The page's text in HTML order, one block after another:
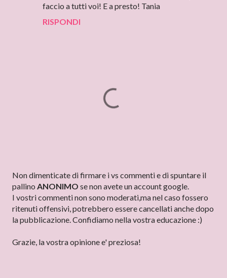
faccio a tutti voi! E a presto! Tania
RISPONDI
P
o
s
t
a
n
Non dimenticate di firmare i vs commenti e di spuntare il
pallino ANONIMO se non avete un account google.
I vostri commenti non sono moderati,ma nel caso fossero
ritenuti offensivi, potrebbero essere cancellati anche dopo
la pubblicazione. Confidiamo nella vostra educazione :)
Grazie, la vostra opinione e' preziosa!